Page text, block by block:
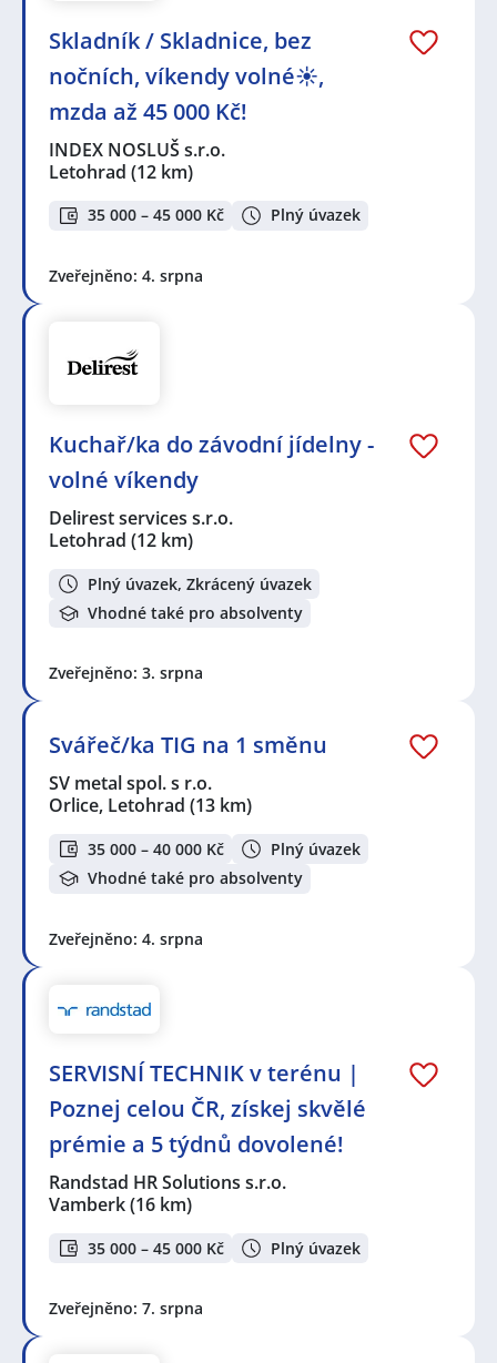
Skladník / Skladnice, bez
nočních, víkendy volné☀️,
mzda až 45 000 Kč!
INDEX NOSLUŠ s.r.o.
Letohrad (12 km)
35 000 – 45 000 Kč Plný úvazek
Zveřejněno: 4. srpna
Kuchař/ka do závodní jídelny -
volné víkendy
Delirest services s.r.o.
Letohrad (12 km)
Plný úvazek, Zkrácený úvazek
Vhodné také pro absolventy
Zveřejněno: 3. srpna
Svářeč/ka TIG na 1 směnu
SV metal spol. s r.o.
Orlice, Letohrad (13 km)
35 000 – 40 000 Kč
Plný úvazek
Vhodné také pro absolventy
Zveřejněno: 4. srpna
SERVISNÍ TECHNIK v terénu |
Poznej celou ČR, získej skvělé
prémie a 5 týdnů dovolené!
Randstad HR Solutions s.r.o.
Vamberk(16 km)
35 000 – 45 000 Kč Plný úvazek
Zveřejněno: 7. srpna